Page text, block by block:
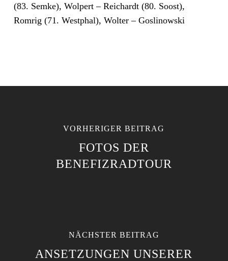
(83. Semke), Wolpert – Reichardt (80. Soost),
Romrig (71. Westphal), Wolter – Goslinowski
VORHERIGER BEITRAG
FOTOS DER
BENEFIZRADTOUR
NÄCHSTER BEITRAG
ANSETZUNGEN UNSERER